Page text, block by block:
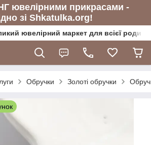
ювелірними прикрасами -
зі Shkatulka.org!
ювелірний маркет для всієї
Обручки Золоті обручки